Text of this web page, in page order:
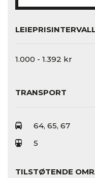
1.000 - 1.392 kr
TRANSPORT
64, 65, 67
5
TILSTØTENDE